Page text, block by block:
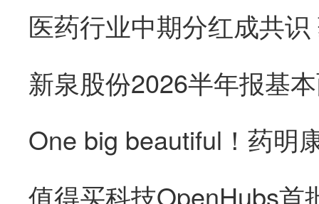
医药行业中期分红成共